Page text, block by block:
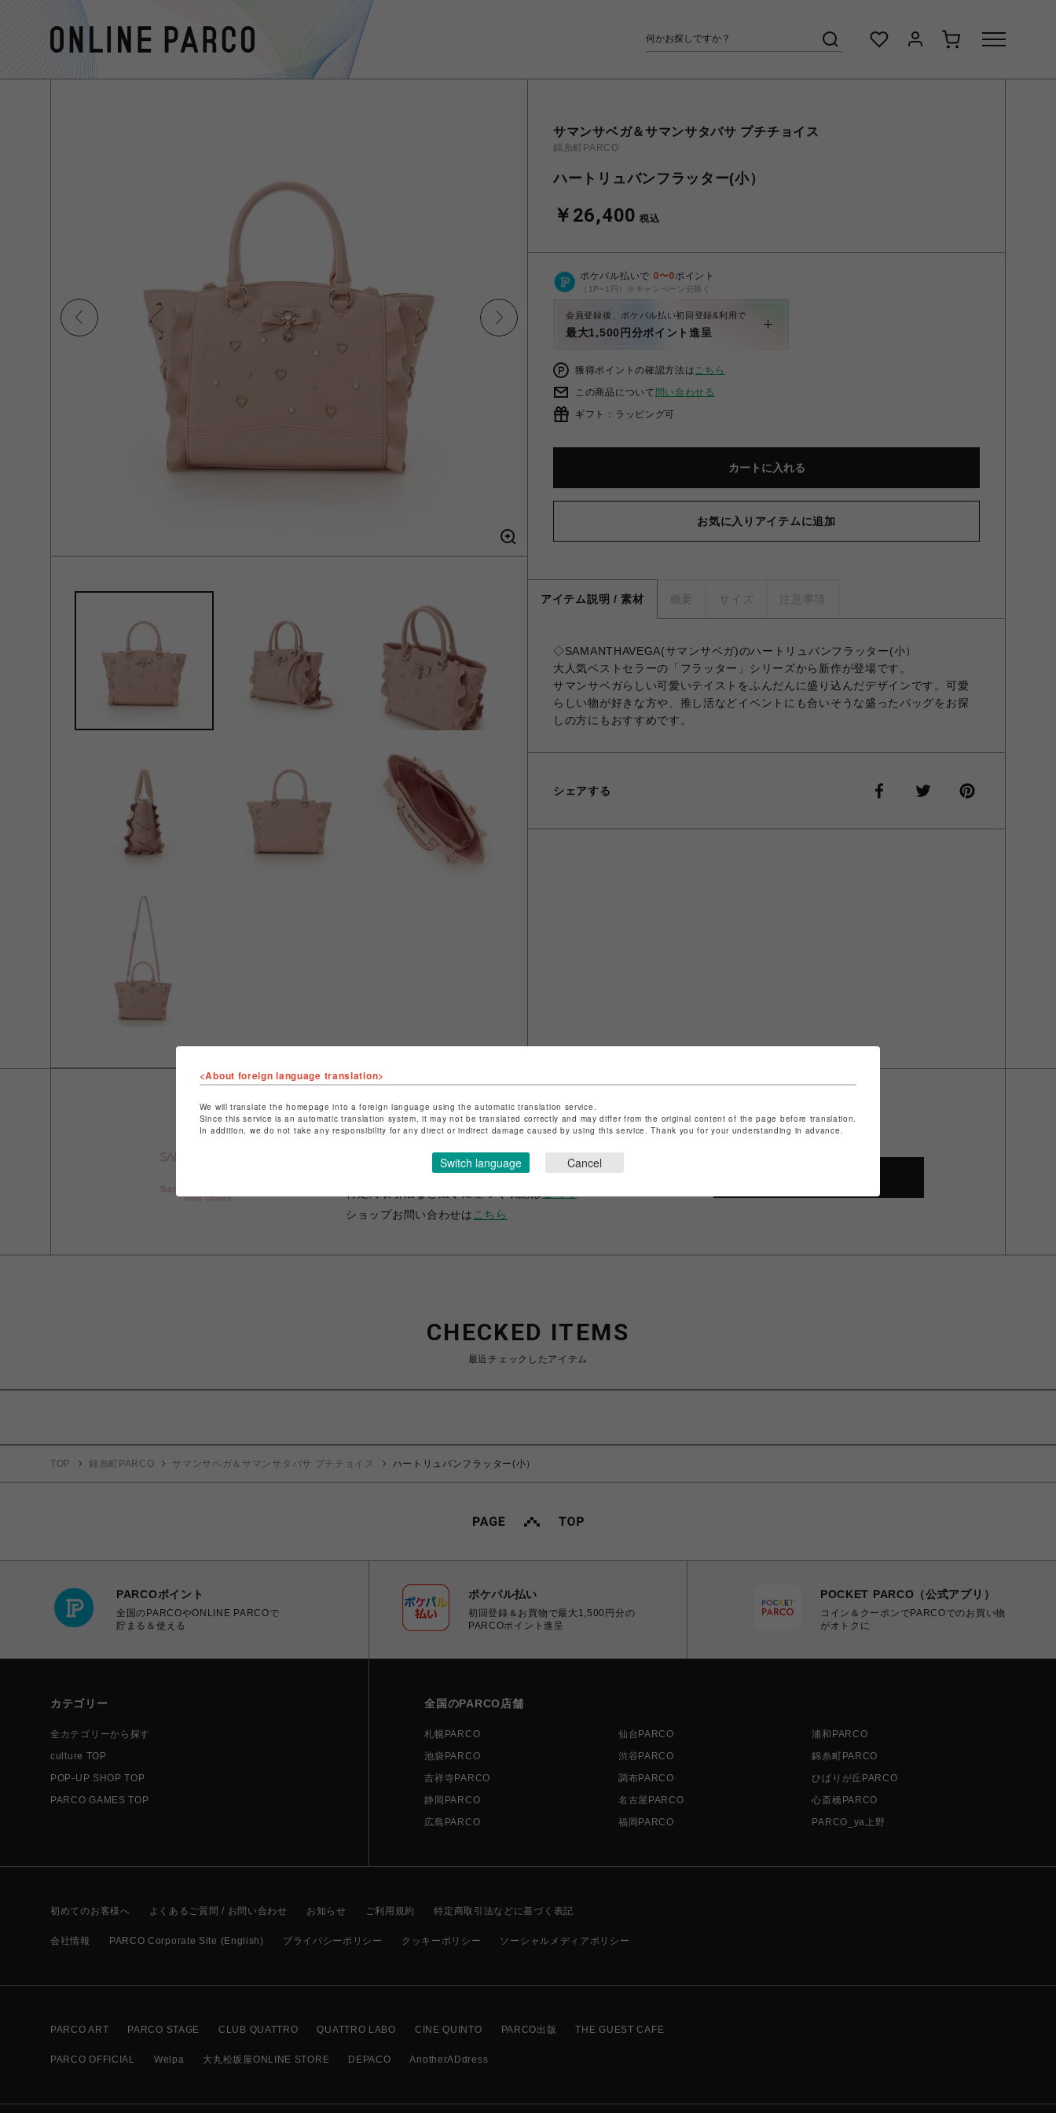
サマンサベガ＆サマンサタバサ プチチョイス
錦糸町PARCO
ハートリュバンフラッター(小）
￥26,400 税込
ポケパル払いで 0〜0ポイント
（1P=1円）※キャンペーン分除く
会員登録後、ポケパル払い初回登録&利用で
最大1,500円分ポイント進呈
獲得ポイントの確認方法はこちら
この商品について 問い合わせる
ギフト：ラッピング可
カートに入れる
お気に入りアイテムに追加
アイテム説明 / 素材 概要 サイズ 注意事項
◇SAMANTHAVEGA(サマンサベガ)のハートリュバンフラッター(小）
大人気ベストセラーの「フラッター」シリーズから新作が登場です。
サマンサベガらしい可愛いテイストをふんだんに盛り込んだデザインです。可愛
らしい物が好きな方や、推し活などイベントにも合いそうな盛ったバッグをお探
しの方にもおすすめです。
シェアする
錦糸町PARCO
ショップお問い合わせは こちら
CHECKED ITEMS
最近チェックしたアイテム
TOP 錦糸町PARCO サマンサベガ＆サマンサタバサ プチチョイス ハートリュバンフラッター(小）
PARCOポイント
全国のPARCOやONLINE PARCOで
貯まる＆使える
ポケパル払い
初回登録＆お買物で最大1,500円分の
PARCOポイント進呈
POCKET PARCO（公式アプリ）
コイン＆クーポンでPARCOでのお買い物
がオトクに
カテゴリー
全カテゴリーから探す
culture TOP
POP-UP SHOP TOP
PARCO GAMES TOP
全国のPARCO店舗
札幌PARCO 仙台PARCO
浦和PARCO
池袋PARCO
渋谷PARCO
錦糸町PARCO
吉祥寺PARCO
調布PARCO
ひばりが丘PARCO
静岡PARCO
名古屋PARCO
心斎橋PARCO
広島PARCO
福岡PARCO PARCO_ya上野
初めてのお客様へ よくあるご質問 / お問い合わせ お知らせ ご利用規約 特定商取引法などに基づく表記
会社情報 PARCO Corporate Site (English) プライバシーポリシー クッキーポリシー ソーシャルメディアポリシー
PARCO ART PARCO STAGE CLUB QUATTRO QUATTRO LABO CINE QUINTO PARCO出版 THE GUEST CAFE
PARCO OFFICIAL Welpa 大丸松坂屋ONLINE STORE DEPACO AnotherADdress
<About foreign language translation>
We will translate the homepage into a foreign language using the automatic translation service.
Since this service is an automatic translation system, it may not be translated correctly and may differ from the original content of the page before translation.
In addition, we do not take any responsibility for any direct or indirect damage caused by using this service. Thank you for your understanding in advance.
Switch language Cancel